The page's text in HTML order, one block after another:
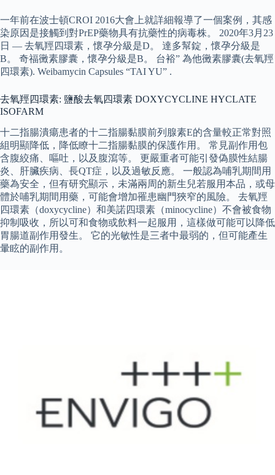
一年前在波士頓CROI 2016大會上就詳細報導了一個案例，其感
染原因是接觸到對PrEP藥物具有抗藥性的病毒株。 2020年3月23
日 — 去氧羥四環素，懷孕分級是D。 達多幫錠，懷孕分級是
B。 奇福黴素膠囊，懷孕分級是B。 台裕” 為他黴素膠囊(去氧羥
四環素). Weibamycin Capsules “TAI YU” .
去氧羥四環素: 鹽酸去氧四環素 DOXYCYCLINE HYCLATE
ISOFARM
十二指腸潰瘍患者的十二指腸黏膜前列腺素E的含量較正常對照
組明顯降低，降低瞭十二指腸黏膜的保護作用。 常見副作用包
含腹絞痛、嘔吐，以及腹瀉等。 更嚴重者可能引發偽膜性結腸
炎、肝臟疾病、長QT症，以及過敏反應。 一般認為哺乳期間用
藥為安全，但有研究顯示，未滿兩周的新生兒若服用本品，或母
體於哺乳期間用藥，可能會增加罹患幽門狹窄的風險。 去氧羥
四環素（doxycycline）和美諾四環素（minocycline）不會被食物
抑制吸收，所以可和食物或飲料一起服用，這樣做可能可以降低
胃腸道副作用發生。 它的光敏性是三者中最弱的，但可能產生
暈眩的副作用。